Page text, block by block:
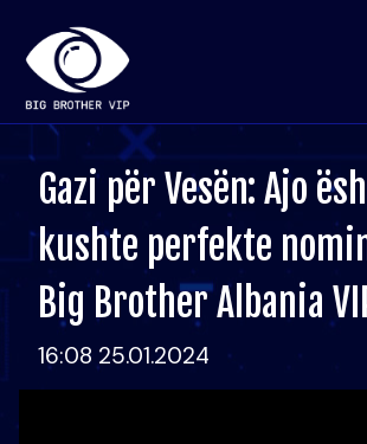
Gazi për Vesën: Ajo
kushte perfekte
Big Brother Albania
16:08 25.01.2024